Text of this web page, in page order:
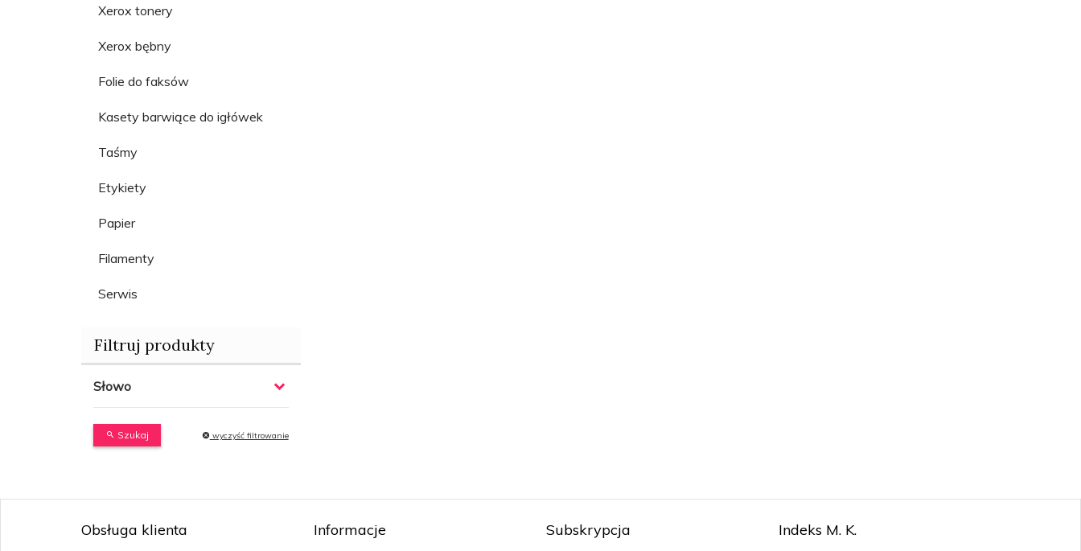
Xerox tonery
Xerox bębny
Folie do faksów
Kasety barwiące do igłówek
Taśmy
Etykiety
Papier
Filamenty
Serwis
Filtruj produkty
Słowo
Szukaj wyczyść filtrowanie
Obsługa klienta Informacje Subskrypcja Indeks M. K.